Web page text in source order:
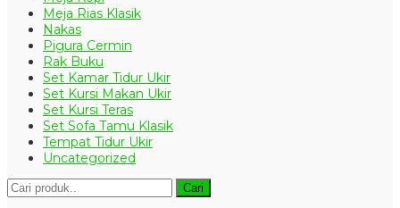
Meja Rias Klasik
Nakas
Pigura Cermin
Rak Buku
Set Kamar Tidur Ukir
Set Kursi Makan Ukir
Set Kursi Teras
Set Sofa Tamu Klasik
Tempat Tidur Ukir
Uncategorized
Cari